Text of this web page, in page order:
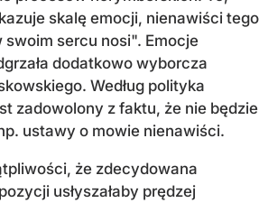
skalę emocji, nienawiści tego
swoim sercu nosi". Emocje
dodatkowo wyborcza
Według polityka
zadowolony z faktu, że nie będzie
ustawy o mowie nienawiści.
że zdecydowana
usłyszałaby prędzej